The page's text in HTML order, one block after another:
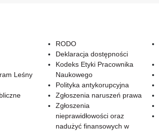
Leśny
RODO
Deklaracja dostępności
Kodeks Etyki Pracownika
Naukowego
Polityka antykorupcyjna
Zgłoszenia naruszeń prawa
Zgłoszenia
nieprawidłowości oraz
nadużyć finansowych w